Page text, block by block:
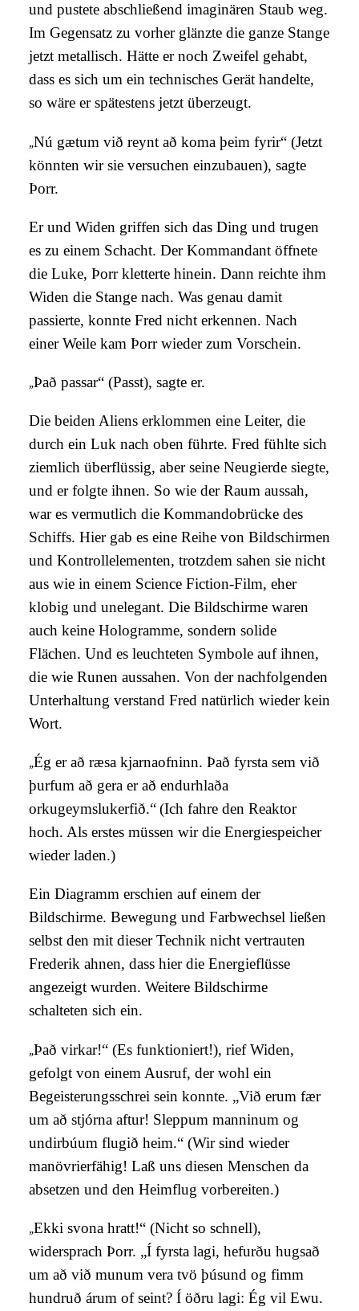
und pustete abschließend imaginären Staub weg.
Im Gegensatz zu vorher glänzte die ganze Stange
jetzt metallisch. Hätte er noch Zweifel gehabt,
dass es sich um ein technisches Gerät handelte,
so wäre er spätestens jetzt überzeugt.
„Nú gætum við reynt að koma þeim fyrir“ (Jetzt
könnten wir sie versuchen einzubauen), sagte
Þorr.
Er und Widen griffen sich das Ding und trugen
es zu einem Schacht. Der Kommandant öffnete
die Luke, Þorr kletterte hinein. Dann reichte ihm
Widen die Stange nach. Was genau damit
passierte, konnte Fred nicht erkennen. Nach
einer Weile kam Þorr wieder zum Vorschein.
„Það passar“ (Passt), sagte er.
Die beiden Aliens erklommen eine Leiter, die
durch ein Luk nach oben führte. Fred fühlte sich
ziemlich überflüssig, aber seine Neugierde siegte,
und er folgte ihnen. So wie der Raum aussah,
war es vermutlich die Kommandobrücke des
Schiffs. Hier gab es eine Reihe von Bildschirmen
und Kontrollelementen, trotzdem sahen sie nicht
aus wie in einem Science Fiction-Film, eher
klobig und unelegant. Die Bildschirme waren
auch keine Hologramme, sondern solide
Flächen. Und es leuchteten Symbole auf ihnen,
die wie Runen aussahen. Von der nachfolgenden
Unterhaltung verstand Fred natürlich wieder kein
Wort.
„Ég er að ræsa kjarnaofninn. Það fyrsta sem við
þurfum að gera er að endurhlaða
orkugeymslukerfið.“(Ich fahre den Reaktor
hoch. Als erstes müssen wir die Energiespeicher
wieder laden.)
Ein Diagramm erschien auf einem der
Bildschirme. Bewegung und Farbwechsel ließen
selbst den mit dieser Technik nicht vertrauten
Frederik ahnen, dass hier die Energieflüsse
angezeigt wurden. Weitere Bildschirme
schalteten sich ein.
„Það virkar!“ (Es funktioniert!), rief Widen,
gefolgt von einem Ausruf, der wohl ein
Begeisterungsschrei sein konnte. „Við erum fær
um að stjórna aftur! Sleppum manninum og
undirbúum flugið heim.“ (Wir sind wieder
manövrierfähig! Laß uns diesen Menschen da
absetzen und den Heimflug vorbereiten.)
„Ekki svona hratt!“ (Nicht so schnell),
widersprach Þorr. „Í fyrsta lagi, hefurðu hugsað
um að við munum vera tvö þúsund og fimm
hundruð árum of seint? Í öðru lagi: Ég vil Ewu.